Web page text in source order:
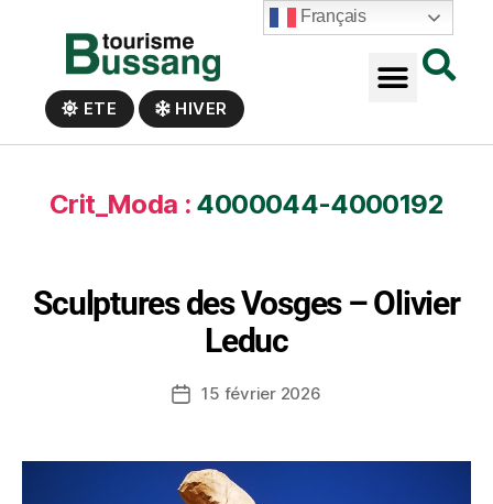
ETE HIVER
Crit_Moda : 4000044-4000192
Sculptures des Vosges – Olivier
Leduc
15 février 2026
Français
Panneau de gestion des cookies